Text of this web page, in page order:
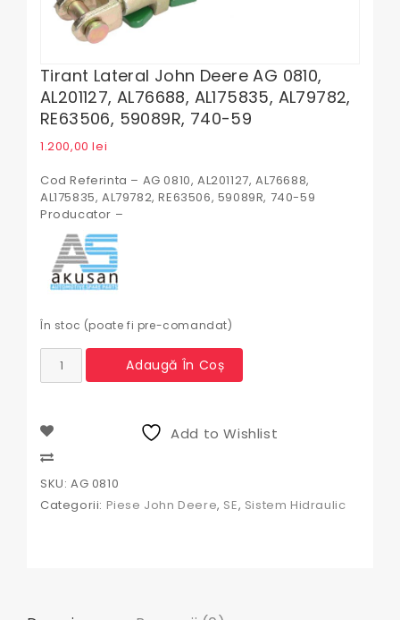
Tirant Lateral John Deere AG 0810,
AL201127, AL76688, AL175835, AL79782,
RE63506, 59089R, 740-59
1.200,00lei
Cod Referinta – AG 0810, AL201127, AL76688,
AL175835, AL79782, RE63506, 59089R, 740-59
Producator –
În stoc (poate fi pre-comandat)
Cantitate
Tirant
Deere
AG
0810,
AL76688,
AL175835,
Adaugă În Coș
Add to Wishlist
SKU: AG 0810
Categorii: Piese John Deere, SE, Sistem Hidraulic